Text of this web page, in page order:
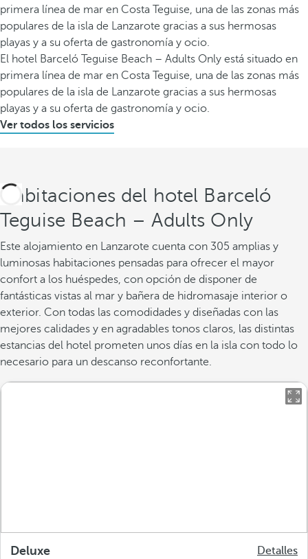
primera línea de mar en Costa Teguise, una de las zonas más
populares de la isla de Lanzarote gracias a sus hermosas
playas y a su oferta de gastronomía y ocio.
El hotel Barceló Teguise Beach – Adults Only está situado en
primera línea de mar en Costa Teguise, una de las zonas más
populares de la isla de Lanzarote gracias a sus hermosas
playas y a su oferta de gastronomía y ocio.
Ver todos los servicios
Habitaciones del hotel Barceló
Teguise Beach – Adults Only
Este alojamiento en Lanzarote cuenta con 305 amplias y
luminosas habitaciones pensadas para ofrecer el mayor
confort a los huéspedes, con opción de disponer de
fantásticas vistas al mar y bañera de hidromasaje interior o
exterior. Con todas las comodidades y diseñadas con las
mejores calidades y en agradables tonos claros, las distintas
estancias del hotel prometen unos días en la isla con todo lo
necesario para un descanso reconfortante.
Deluxe Detalles